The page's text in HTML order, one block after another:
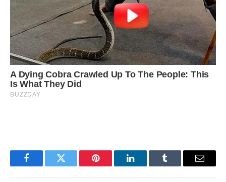
FacebookTwitter Pinterest LinkedInTumblr Email